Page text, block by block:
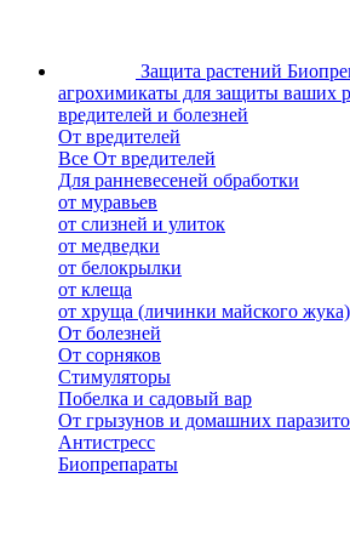
Защита растений
агрохимикаты для защиты ваших
вредителей и болезней
От вредителей
Все От вредителей
Для ранневесеней обработки
от муравьев
от слизней и улиток
от медведки
от белокрылки
от клеща
от хруща (личинки майского жука)
От болезней
От сорняков
Стимуляторы
Побелка и садовый вар
От грызунов и домашних
Антистресс
Биопрепараты